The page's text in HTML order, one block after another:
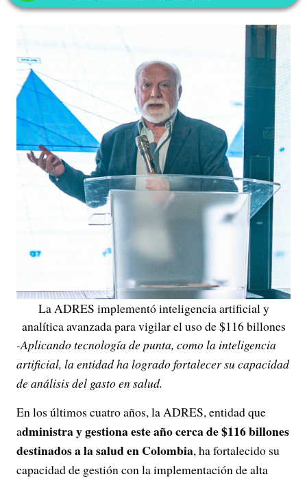
La ADRES implementó inteligencia artificial y
analítica avanzada para vigilar el uso de $116 billones
-Aplicando tecnología de punta, como la inteligencia
artificial, la entidad ha logrado fortalecer su capacidad
de análisis del gasto en salud.
En los últimos cuatro años, la ADRES, entidad que
administra y gestiona este año cerca de $116 billones
destinados a la salud en Colombia, ha fortalecido su
capacidad de gestión con la implementación de alta